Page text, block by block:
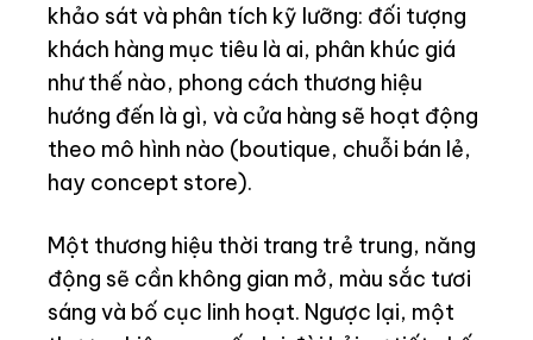
khảo sát và phân tích kỹ lưỡng: đối tượng
khách hàng mục tiêu là ai, phân khúc giá
như thế nào, phong cách thương hiệu
hướng đến là gì, và cửa hàng sẽ hoạt động
theo mô hình nào (boutique, chuỗi bán lẻ,
hay concept store).
Một thương hiệu thời trang trẻ trung, năng
động sẽ cần không gian mở, màu sắc tươi
sáng và bố cục linh hoạt. Ngược lại, một